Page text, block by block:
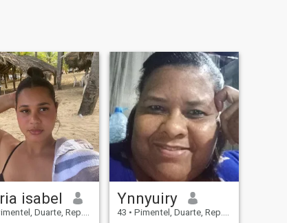
isabel
Duarte, Rep.Dominicaine
Ynnyuiry
43 • Pimentel, Duarte, Rep.Dominicaine